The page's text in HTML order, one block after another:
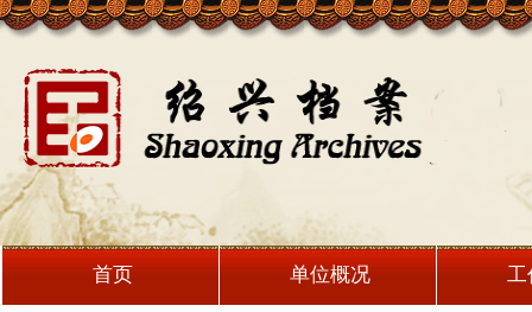
首页 单位概况 工